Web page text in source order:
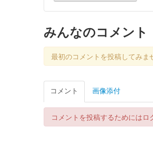
配布終了
2024年の暦シリーズ(2月～12月
松本城 御城印 令和6年
販売終了
登久姫氏による直筆の御城印。
松本城 御城印
みんなのコメント
最初のコメントを投稿してみま
コメント 画像添付
コメントを投稿するためにはロ